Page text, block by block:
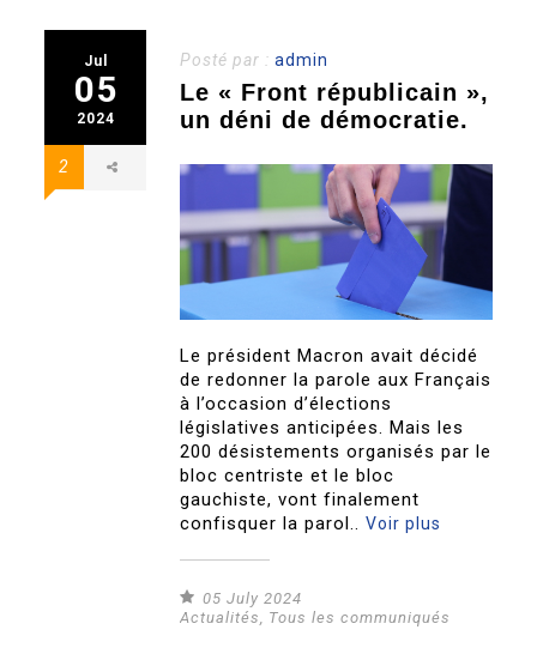
Jul
05
2024
2
Posté par :admin
Le « Front républicain »,
un déni de démocratie.
Le président Macron avait décidé
de redonner la parole aux Français
à l’occasion d’élections
législatives anticipées. Mais les
200 désistements organisés par le
bloc centriste et le bloc
gauchiste, vont finalement
confisquer la parol..Voir plus
05 July 2024
Actualités, Tous les communiqués